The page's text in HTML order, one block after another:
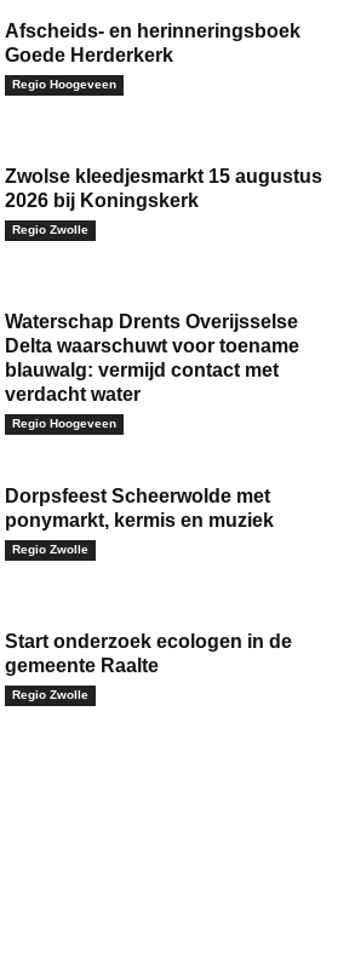
Afscheids- en herinneringsboek
Goede Herderkerk
Regio Hoogeveen
Zwolse kleedjesmarkt 15 augustus
2026 bij Koningskerk
Regio Zwolle
Waterschap Drents Overijsselse
Delta waarschuwt voor toename
blauwalg: vermijd contact met
verdacht water
Regio Hoogeveen
Dorpsfeest Scheerwolde met
ponymarkt, kermis en muziek
Regio Zwolle
Start onderzoek ecologen in de
gemeente Raalte
Regio Zwolle